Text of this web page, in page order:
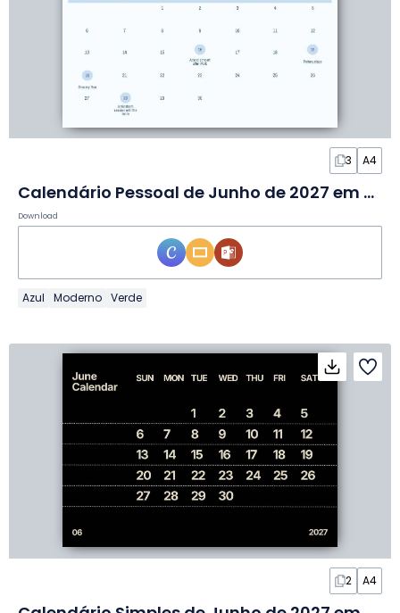
3 A4
Calendário Pessoal de Junho de 2027 em Slides
Download
Azul Moderno Verde
2 A4